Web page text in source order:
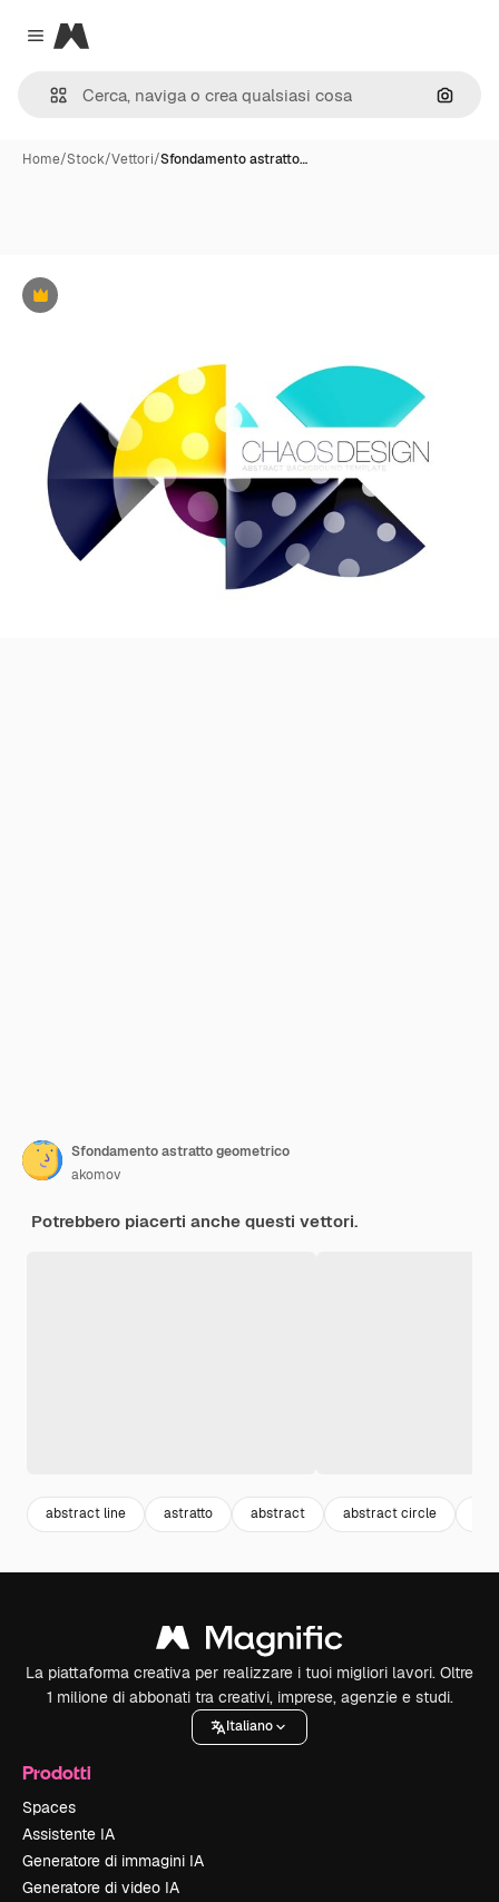
Close menu
Magnific
Cerca
Home/Stock/Vettori/Sfondamento astratto…
Premium
Sfondamento astratto geometrico
akomov
Potrebbero piacerti anche questi vettori.
abstract line astratto abstract abstract circle
La piattaforma creativa per realizzare i tuoi migliori lavori. Oltre
1 milione di abbonati tra creativi, imprese, agenzie e studi.
Italiano
Prodotti
Spaces
Assistente IA
Generatore di immagini IA
Generatore di video IA